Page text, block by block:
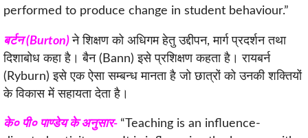
performed to produce change in student behaviour.”
बर्टन (Burton) ने शिक्षण को अधिगम हेतु उद्दीपन, मार्ग प्रदर्शन तथा
दिशाबोध कहा है। बैन (Bann) इसे प्रशिक्षण कहता है। रायबर्न
(Ryburn) इसे एक ऐसा सम्बन्ध मानता है जो छात्रों को उनकी शक्तियों
के विकास में सहायता देता है।
के० पी० पाण्डेय के अनुसार- “Teaching is an influence-